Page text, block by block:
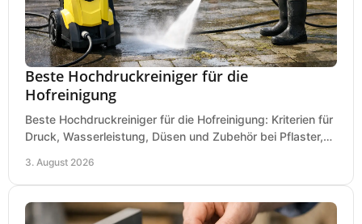
Beste Hochdruckreiniger für die
Hofreinigung
Beste Hochdruckreiniger für die Hofreinigung: Kriterien für
Druck, Wasserleistung, Düsen und Zubehör bei Pflaster,
3. August 2026